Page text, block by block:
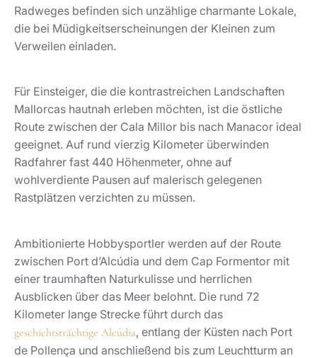
Radweges befinden sich unzählige charmante Lokale,
die bei Müdigkeitserscheinungen der Kleinen zum
Verweilen einladen.
Für Einsteiger, die die kontrastreichen Landschaften
Mallorcas hautnah erleben möchten, ist die östliche
Route zwischen der Cala Millor bis nach Manacor ideal
geeignet. Auf rund vierzig Kilometer überwinden
Radfahrer fast 440 Höhenmeter, ohne auf
wohlverdiente Pausen auf malerisch gelegenen
Rastplätzen verzichten zu müssen.
Ambitionierte Hobbysportler werden auf der Route
zwischen Port d’Alcúdia und dem Cap Formentor mit
einer traumhaften Naturkulisse und herrlichen
Ausblicken über das Meer belohnt. Die rund 72
Kilometer lange Strecke führt durch das
geschichtsträchtige Alcúdia, entlang der Küsten nach Port
de Pollença und anschließend bis zum Leuchtturm an